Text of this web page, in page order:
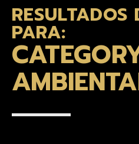
RESULTADOS
PARA: